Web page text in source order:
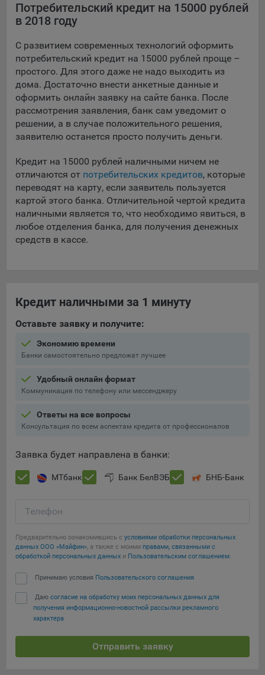
Сохранить по умолчанию
Потребительский кредит на 15000 рублей
в 2018 году
С развитием современных технологий оформить
потребительский кредит на 15000 рублей проще –
простого. Для этого даже не надо выходить из
дома. Достаточно внести анкетные данные и
оформить онлайн заявку на сайте банка. После
рассмотрения заявления, банк сам уведомит о
решении, а в случае положительного решения,
заявителю останется просто получить деньги.
Кредит на 15000 рублей наличными ничем не
отличаются от потребительских кредитов, которые
переводят на карту, если заявитель пользуется
картой этого банка. Отличительной чертой кредита
наличными является то, что необходимо явиться, в
любое отделения банка, для получения денежных
средств в кассе.
Кредит наличными за 1 минуту
Оставьте заявку и получите:
Экономию времени
Банки самостоятельно предложат лучшее
Удобный онлайн формат
Коммуникация по телефону или мессенджеру
Ответы на все вопросы
Консультация по всем аспектам кредита от профессионалов
Заявка будет направлена в банки:
МТбанк Банк БелВЭБ БНБ-Банк
Телефон
Предварительно ознакомившись с условиями обработки персональных
данных ООО «Майфин», а также с моими правами, связанными с
обработкой персональных данных и Пользовательским соглашением:
Принимаю условия Пользовательского соглашения
Даю согласие на обработку моих персональных данных для
получения информационно-новостной рассылки рекламного
характера
Отправить заявку